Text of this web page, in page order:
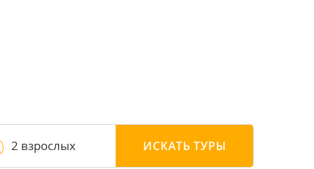
2 взрослых ИСКАТЬ ТУРЫ